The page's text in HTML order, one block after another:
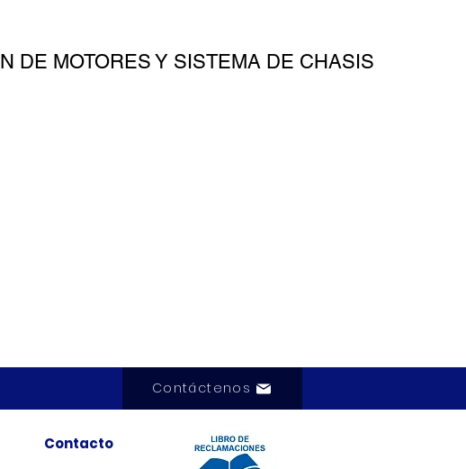
DE MOTORES Y SISTEMA DE CHASIS
Contáctenos
Contacto